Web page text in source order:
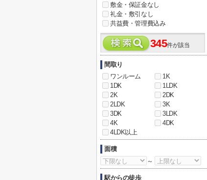
敷金・保証金なし
礼金・敷引なし
共益費・管理費込み
345件が該当
間取り
ワンルーム
1K
1DK
1LDK
2K
2DK
2LDK
3K
3DK
3LDK
4K
4DK
4LDK以上
面積
～
駅からの徒歩